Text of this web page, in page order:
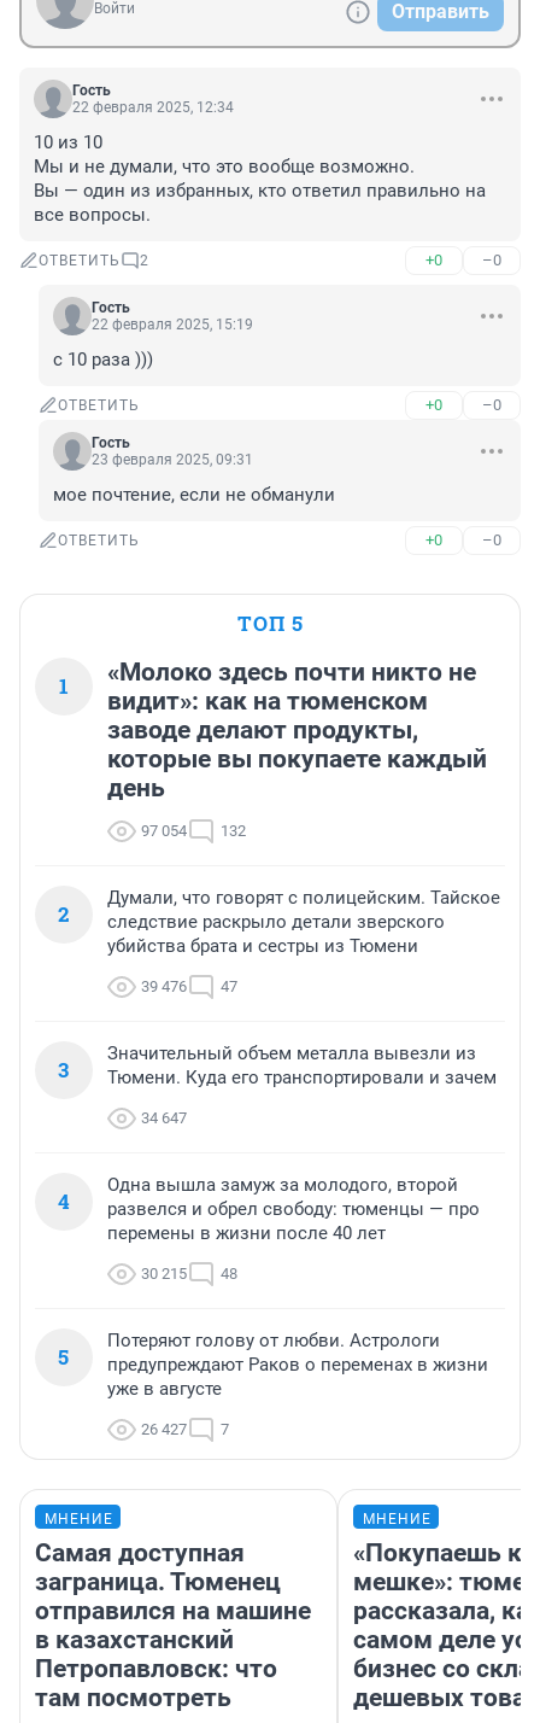
Войти
Отправить
Гость
22 февраля 2025, 12:34
10 из 10
Мы и не думали, что это вообще возможно.
Вы — один из избранных, кто ответил правильно на
все вопросы.
ОТВЕТИТЬ 2 +0 –0
Гость
22 февраля 2025, 15:19
с 10 раза )))
ОТВЕТИТЬ +0 –0
Гость
23 февраля 2025, 09:31
мое почтение, если не обманули
ОТВЕТИТЬ +0 –0
ТОП 5
1
«Молоко здесь почти никто не
видит»: как на тюменском
заводе делают продукты,
которые вы покупаете каждый
день
97 054 132
2
Думали, что говорят с полицейским. Тайское
следствие раскрыло детали зверского
убийства брата и сестры из Тюмени
39 476 47
3
Значительный объем металла вывезли из
Тюмени. Куда его транспортировали и зачем
34 647
4
Одна вышла замуж за молодого, второй
развелся и обрел свободу: тюменцы — про
перемены в жизни после 40 лет
30 215 48
5
Потеряют голову от любви. Астрологи
предупреждают Раков о переменах в жизни
уже в августе
26 427 7
МНЕНИЕ
Самая доступная
заграница. Тюменец
отправился на машине
в казахстанский
Петропавловск: что
там посмотреть
МНЕНИЕ
«Покупаешь
мешке»:
рассказала,
самом деле
бизнес со
дешевых